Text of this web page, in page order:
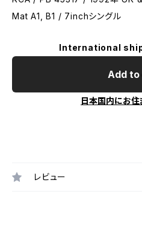
Mat A1, B1 / 7inchシングル
International
Add
日本国内にお
レビュー